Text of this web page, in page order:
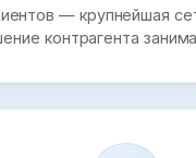
— крупнейшая
контрагента